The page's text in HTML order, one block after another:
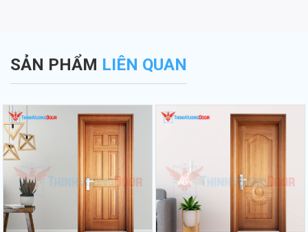
SẢN PHẨM LIÊN QUAN